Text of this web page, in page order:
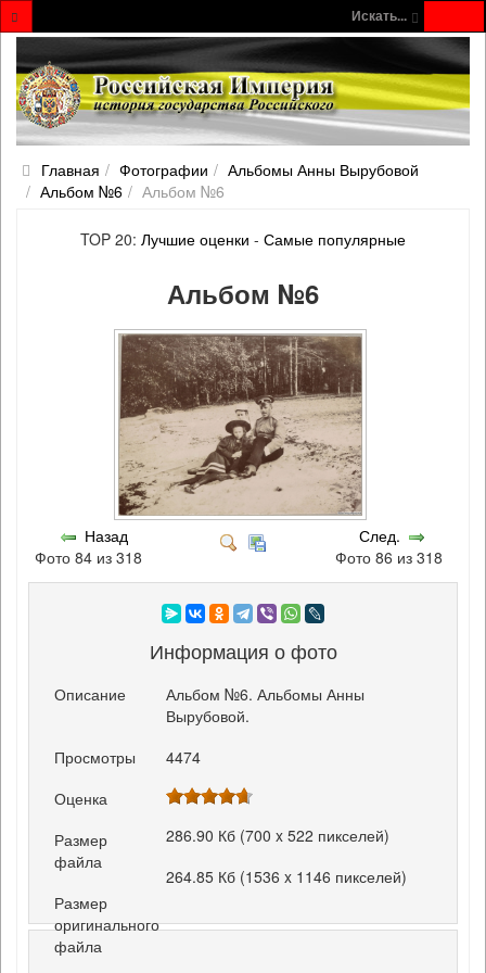
Искать...
Главная Фотографии
Альбомы Анны Вырубовой
Альбом №6
Альбом №6
TOP 20: Лучшие оценки - Самые популярные
Альбом №6
Назад
Фото 84 из 318
След.
Фото 86 из 318
Информация о фото
Описание
Альбом №6. Альбомы Анны
Вырубовой.
Просмотры
4474
Оценка
Размер
файла
286.90 Кб (700 x 522 пикселей)
Размер
оригинального
файла
264.85 Кб (1536 x 1146 пикселей)